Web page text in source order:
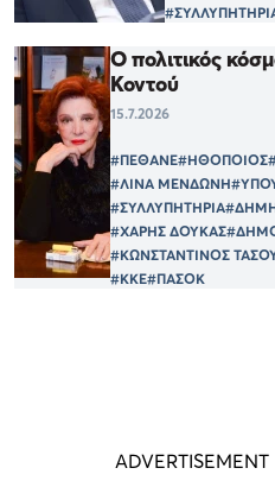
Ο πολιτικός
Κοντού
15.7.2026
#ΠΕΘΑΝΕ#ΗΘΟΠΟΙΟΣ
#ΛΙΝΑ ΜΕΝΔΩΝΗ
#ΣΥΛΛΥΠΗΤΗΡΙΑ
#ΧΑΡΗΣ ΔΟΥΚΑΣ
#ΚΩΝΣΤΑΝΤΙΝΟΣ
#ΚΚΕ#ΠΑΣΟΚ